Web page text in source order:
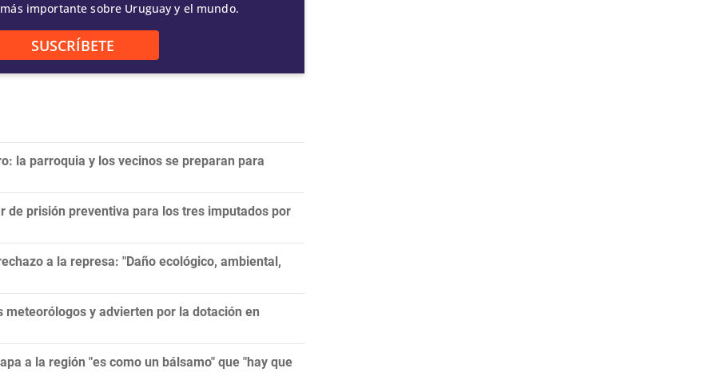
importante sobre Uruguay y el mundo.
SUSCRÍBETE
la parroquia y los vecinos se preparan para
de prisión preventiva para los tres imputados por
a la represa: "Daño ecológico, ambiental,
y advierten por la dotación en
a la región "es como un bálsamo" que "hay que